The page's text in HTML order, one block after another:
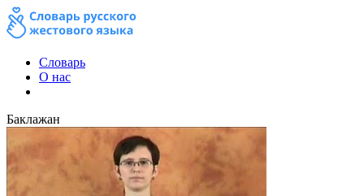
Словарь
О нас
Баклажан